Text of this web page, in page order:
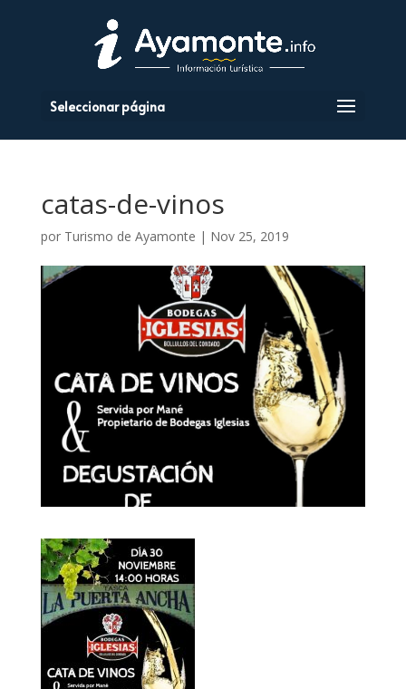
Seleccionar página
catas-de-vinos
por Turismo de Ayamonte | Nov 25, 2019